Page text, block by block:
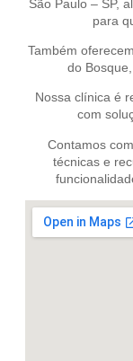
São Paulo – SP,
para
Também
do
Nossa clínica é
com
Contamos
técnicas e